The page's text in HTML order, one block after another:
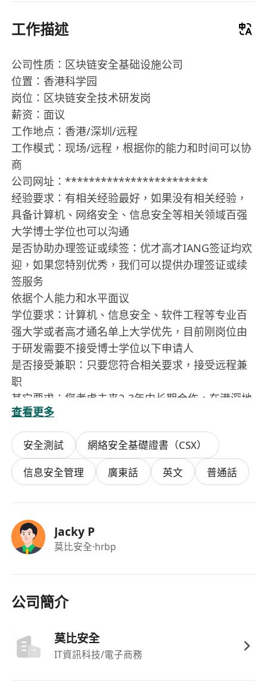
工作描述
公司性质：区块链安全基础设施公司
位置：香港科学园
岗位：区块链安全技术研发岗
薪资：面议
工作地点：香港/深圳/远程
工作模式：现场/远程，根据你的能力和时间可以协
商
公司网址：************************
经验要求：有相关经验最好，如果没有相关经验，
具备计算机、网络安全、信息安全等相关领域百强
大学博士学位也可以沟通
是否协助办理签证或续签：优才高才IANG签证均欢
迎，如果您特别优秀，我们可以提供办理签证或续
签服务
依据个人能力和水平面议
学位要求：计算机、信息安全、软件工程等专业百
强大学或者高才通名单上大学优先，目前刚岗位由
于研发需要不接受博士学位以下申请人
是否接受兼职：只要您符合相关要求，接受远程兼
职
其它要求：您考虑未来2-3年内长期合作，在港深地
区最好，并且必要的时候工作日可以偶尔来香港科
学园现场办公。
快速联系方式：直接发送简历到
**************** 或添加微信（box220777）,电
话（852）********
查看更多
安全測試
網絡安全基礎證書（CSX）
信息安全管理
廣東話 英文 普通話
Jacky P
莫比安全·hrbp
公司簡介
莫比安全
IT資訊科技/電子商務